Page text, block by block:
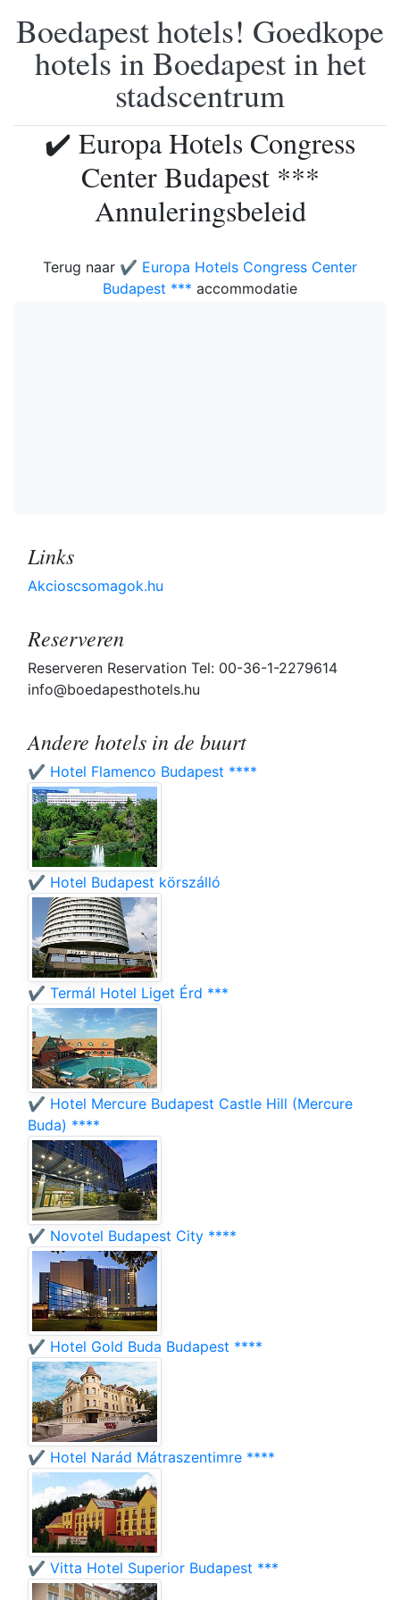
Boedapest hotels! Goedkope
hotels in Boedapest in het
stadscentrum
✔️ Europa Hotels Congress
Center Budapest ***
Annuleringsbeleid
Terug naar ✔️ Europa Hotels Congress Center
Budapest *** accommodatie
Links
Akcioscsomagok.hu
Reserveren
Reserveren Reservation Tel: 00-36-1-2279614
info@boedapesthotels.hu
Andere hotels in de buurt
✔️ Hotel Flamenco Budapest ****
✔️ Hotel Budapest körszálló
✔️ Termál Hotel Liget Érd ***
✔️ Hotel Mercure Budapest Castle Hill (Mercure
Buda) ****
✔️ Novotel Budapest City ****
✔️ Hotel Gold Buda Budapest ****
✔️ Hotel Narád Mátraszentimre ****
✔️ Vitta Hotel Superior Budapest ***